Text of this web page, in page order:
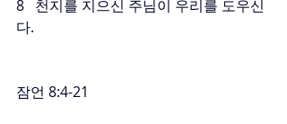
8   천지를 지으신 주님이 우리를 도우신
다.
잠언 8:4-21